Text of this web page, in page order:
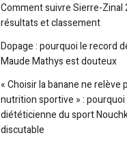
Comment suivre Sierre-Zinal
résultats et classement
Dopage : pourquoi le record
Maude Mathys est douteux
« Choisir la banane ne relève
nutrition sportive » : pourquoi
diététicienne du sport
discutable